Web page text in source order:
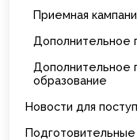
Приемная
Дополнительное
Дополнительное
образование
Новости для
Подготовительные